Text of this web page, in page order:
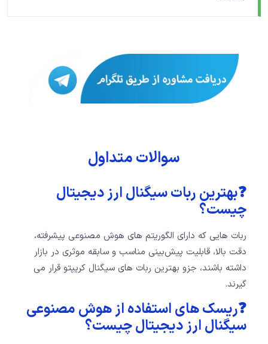
سوالات متداول
❓بهترین ربات سیگنال ارز دیجیتال
چیست؟
ربات‌ هایی که دارای الگوریتم‌ های هوش مصنوعی پیشرفته،
دقت بالا، قابلیت پیش‌بینی مناسب و سابقه‌ موثری در بازار
داشته باشند، جزو بهترین ربات‌ های سیگنال کریپتو قرار می‌
گیرند.
❓ریسک های استفاده از هوش مصنوعی
سیگنال ارز دیجیتال چیست؟